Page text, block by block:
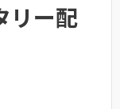
リー配